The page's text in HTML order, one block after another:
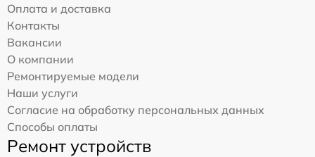
Оплата и доставка
Контакты
Вакансии
О компании
Ремонтируемые модели
Наши услуги
Согласие на обработку персональных данных
Способы оплаты
Ремонт устройств